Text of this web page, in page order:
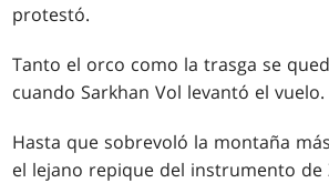
protestó.
Tanto el orco como la trasga se
cuando Sarkhan Vol levantó el vuelo.
Hasta que sobrevoló la montaña
el lejano repique del instrumento de